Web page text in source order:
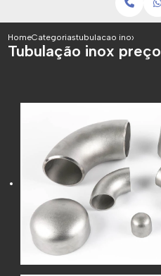
HomeCategoriastubulacao inox preco
Tubulação inox preço